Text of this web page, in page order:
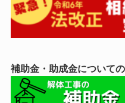
補助金・助成金について